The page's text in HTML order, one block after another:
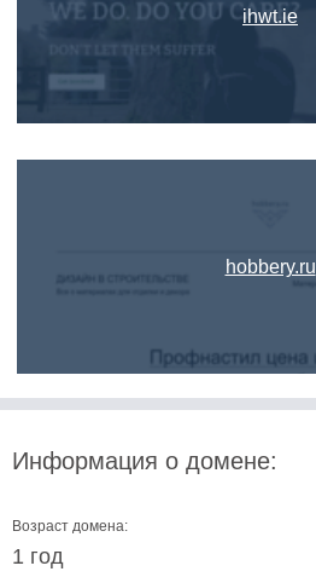
ihwt.ie
hobbery.ru
Информация о домене:
Возраст домена:
1 год